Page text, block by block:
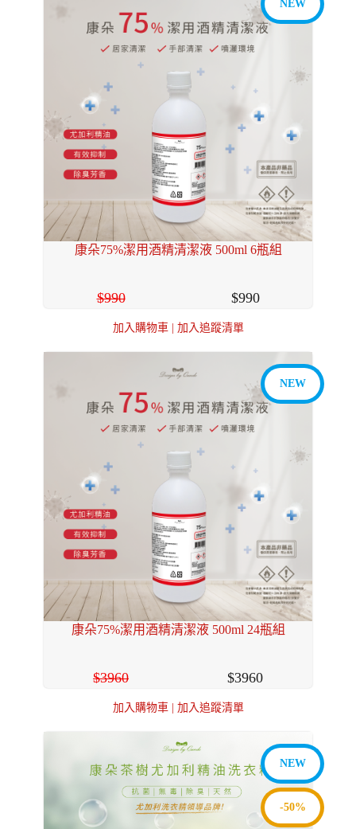
NEW
康朵75%潔用酒精清潔液 500ml 6瓶組
990 990
加入購物車 | 加入追蹤清單
NEW
康朵75%潔用酒精清潔液 500ml 24瓶組
3960 3960
加入購物車 | 加入追蹤清單
NEW
-50%